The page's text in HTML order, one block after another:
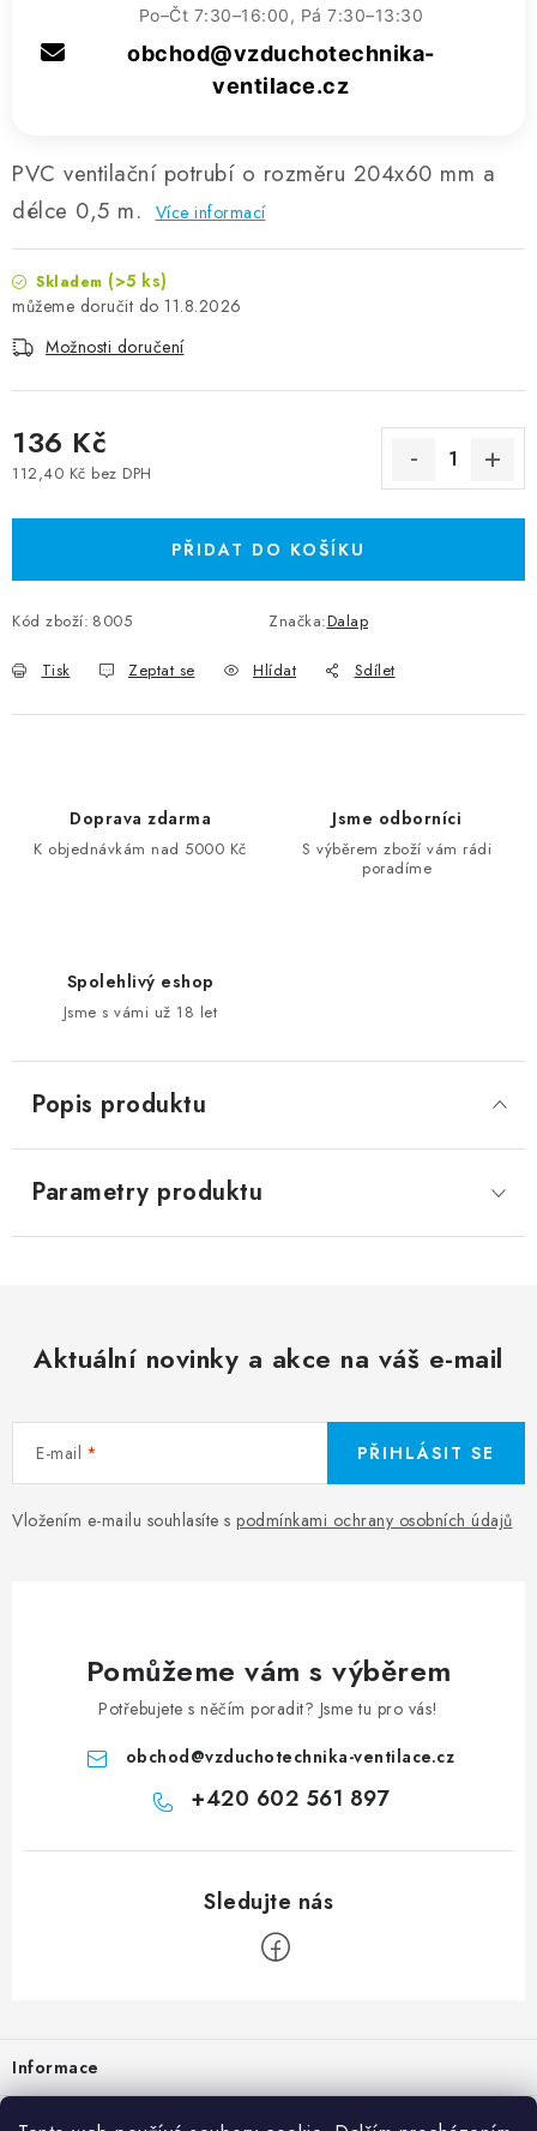
PVC ventilační potrubí o rozměru 204x60 mm a
délce 0,5 m.
Více informací
Skladem (>5 ks)
11.8.2026
Možnosti doručení
136 Kč
112,40 Kč bez DPH
PŘIDAT DO KOŠÍKU
Kód zboží: 8005 Značka:Dalap
Tisk Zeptat se Hlídat Sdílet
Po–Čt 7:30–16:00, Pá 7:30–13:30
obchod@vzduchotechnika-
ventilace.cz
Doprava zdarma
K objednávkám nad 5000 Kč
Jsme odborníci
S výběrem zboží vám rádi
poradíme
Spolehlivý eshop
Jsme s vámi už 18 let
Popis produktu
Parametry produktu
Aktuální novinky a akce na váš e-mail
E-mail
Vložením e-mailu souhlasíte s podmínkami ochrany osobních údajů
PŘIHLÁSIT SE
Pomůžeme vám s výběrem
Potřebujete s něčím poradit? Jsme tu pro vás!
obchod@vzduchotechnika-ventilace.cz
+420 602 561 897
Informace
Prodejna